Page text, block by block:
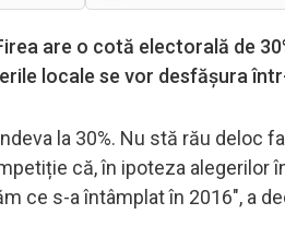
are o cotă electorală de
locale se vor desfășura
la 30%. Nu stă rău deloc
că, în ipoteza alegerilor
ce s-a întâmplat în 2016", a